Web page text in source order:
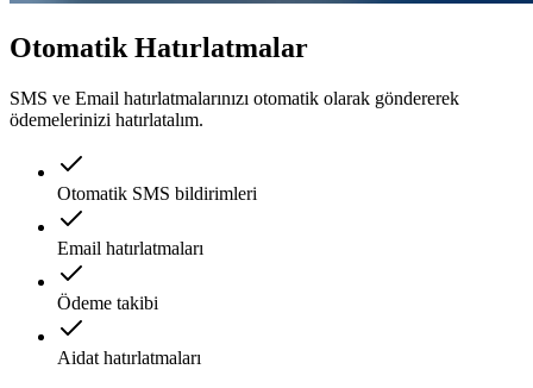
Otomatik Hatırlatmalar
SMS ve Email hatırlatmalarınızı otomatik olarak göndererek
ödemelerinizi hatırlatalım.
Otomatik SMS bildirimleri
Email hatırlatmaları
Ödeme takibi
Aidat hatırlatmaları